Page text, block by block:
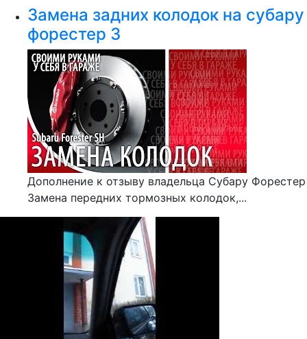
Замена задних колодок на субару
форестер 3
Дополнение к отзыву владельца Субару Форестер
Замена передних тормозных колодок,...